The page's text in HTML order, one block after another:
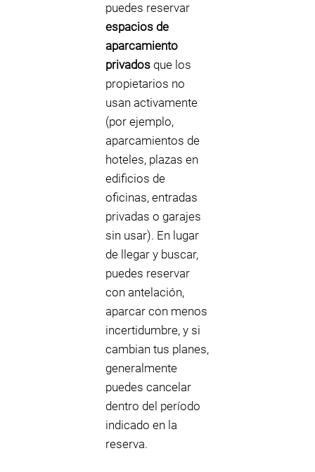
puedes reservar
espacios de
aparcamiento
privados que los
propietarios no
usan activamente
(por ejemplo,
aparcamientos de
hoteles, plazas en
edificios de
oficinas, entradas
privadas o garajes
sin usar). En lugar
de llegar y buscar,
puedes reservar
con antelación,
aparcar con menos
incertidumbre, y si
cambian tus planes,
generalmente
puedes cancelar
dentro del período
indicado en la
reserva.